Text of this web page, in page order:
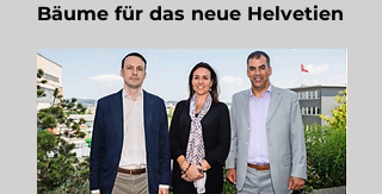
Bäume für das neue Helvetien